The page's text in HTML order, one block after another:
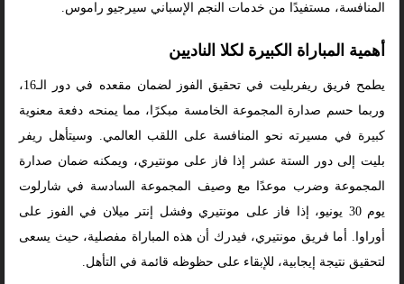
المنافسة، مستفيدًا من خدمات النجم الإسباني سيرجيو راموس.
أهمية المباراة الكبيرة لكلا الناديين
يطمح فريق ريفربليت في تحقيق الفوز لضمان مقعده في دور الـ16،
وربما حسم صدارة المجموعة الخامسة مبكرًا، مما يمنحه دفعة معنوية
كبيرة في مسيرته نحو المنافسة على اللقب العالمي. وسيتأهل ريفر
بليت إلى دور الستة عشر إذا فاز على مونتيري، ويمكنه ضمان صدارة
المجموعة وضرب موعدًا مع وصيف المجموعة السادسة في شارلوت
يوم 30 يونيو، إذا فاز على مونتيري وفشل إنتر ميلان في الفوز على
أوراوا. أما فريق مونتيري، فيدرك أن هذه المباراة مفصلية، حيث يسعى
لتحقيق نتيجة إيجابية، للإبقاء على حظوظه قائمة في التأهل.